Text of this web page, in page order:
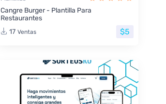
Cangre Burger - Plantilla Para
Restaurantes
17 Ventas $5